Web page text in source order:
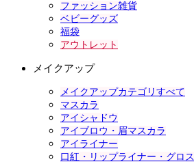
ファッション雑貨
ベビーグッズ
福袋
アウトレット
メイクアップ
メイクアップカテゴリすべて
マスカラ
アイシャドウ
アイブロウ・眉マスカラ
アイライナー
口紅・リップライナー・グロス